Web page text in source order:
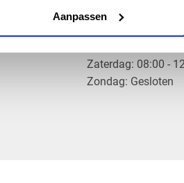
Aanpassen
​Zaterdag: 08:00 -
​Zondag: Gesloten